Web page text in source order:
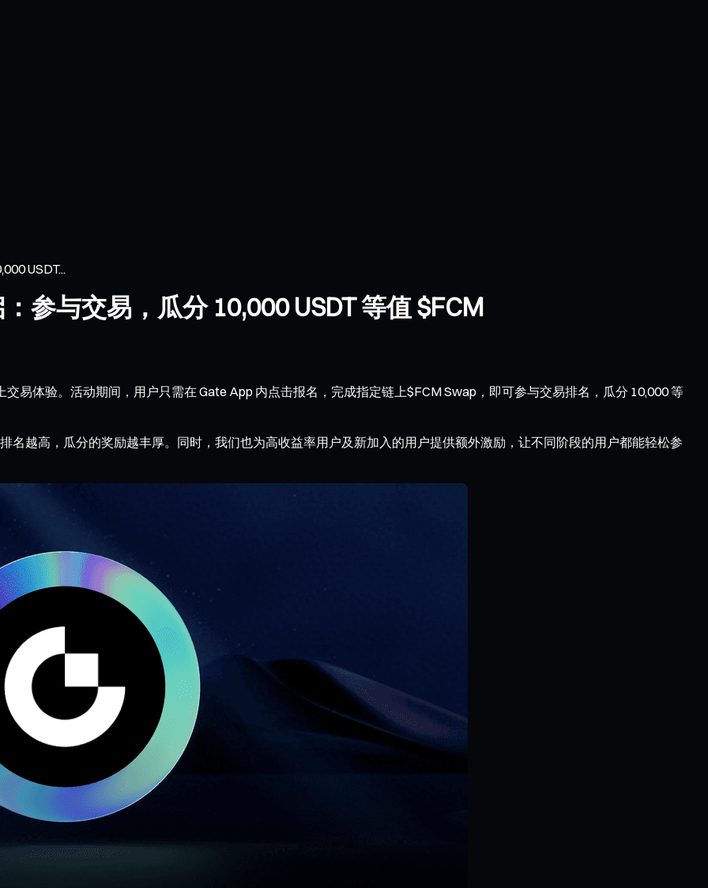
USDT...
参与交易，瓜分 10,000 USDT 等值 $FCM
易体验。活动期间，用户只需在 Gate App 内点击报名，完成指定链上$FCM Swap，即可参与交易排名，瓜分 10,000 等
名越高，瓜分的奖励越丰厚。同时，我们也为高收益率用户及新加入的用户提供额外激励，让不同阶段的用户都能轻松参